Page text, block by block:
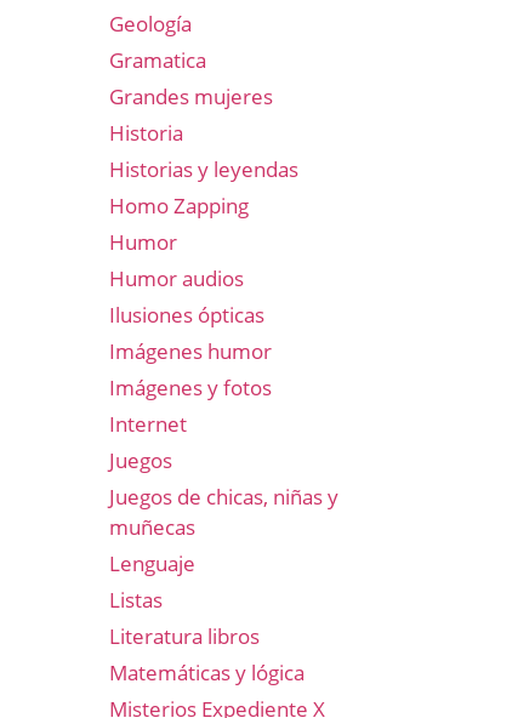
Geología
Gramatica
Grandes mujeres
Historia
Historias y leyendas
Homo Zapping
Humor
Humor audios
Ilusiones ópticas
Imágenes humor
Imágenes y fotos
Internet
Juegos
Juegos de chicas, niñas y
muñecas
Lenguaje
Listas
Literatura libros
Matemáticas y lógica
Misterios Expediente X